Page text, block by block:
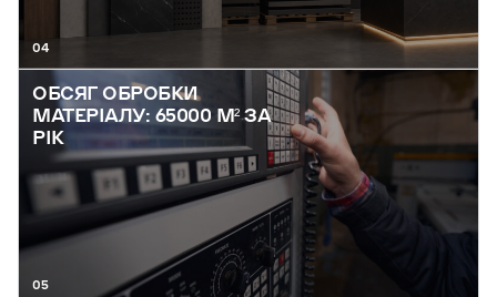
04
ОБСЯГ ОБРОБКИ
МАТЕРІАЛУ: 65000 М² ЗА
РІК
05